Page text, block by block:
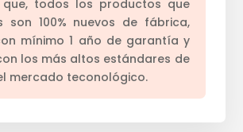
que, todos los productos que
son 100% nuevos de fábrica,
mínimo 1 año de garantía y
los más altos estándares de
mercado teconológico.